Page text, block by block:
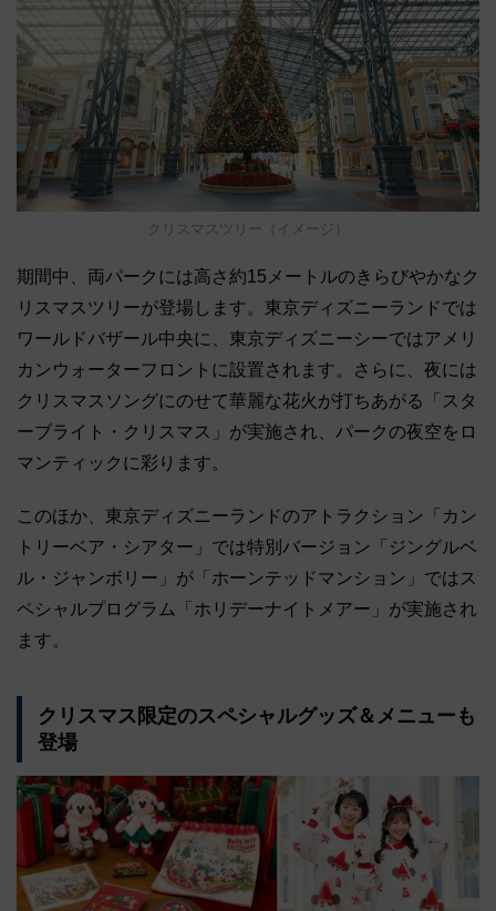
クリスマスツリー（イメージ）
期間中、両パークには高さ約15メートルのきらびやかなク
リスマスツリーが登場します。東京ディズニーランドでは
ワールドバザール中央に、東京ディズニーシーではアメリ
カンウォーターフロントに設置されます。さらに、夜には
クリスマスソングにのせて華麗な花火が打ちあがる「スタ
ーブライト・クリスマス」が実施され、パークの夜空をロ
マンティックに彩ります。
このほか、東京ディズニーランドのアトラクション「カン
トリーベア・シアター」では特別バージョン「ジングルベ
ル・ジャンボリー」が「ホーンテッドマンション」ではス
ペシャルプログラム「ホリデーナイトメアー」が実施され
ます。
クリスマス限定のスペシャルグッズ＆メニューも
登場